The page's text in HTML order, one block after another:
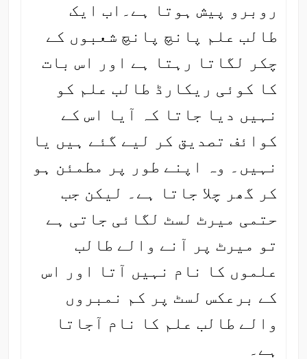
روبرو پیش ہوتا ہے۔اب ایک
طالب علم پانچ پانچ شعبوں کے
چکر لگاتا رہتا ہے اور اس بات
کا کوئی ریکارڈ طالب علم کو
نہیں دیا جاتا کہ آیا اس کے
کوائف تصدیق کر لیے گئے ہیں یا
نہیں۔ وہ اپنے طور پر مطمئن ہو
کر گھر چلا جاتا ہے۔ لیکن جب
حتمی میرٹ لسٹ لگائی جاتی ہے
تو میرٹ پر آنے والے طالب
علموں کا نام نہیں آتا اور اس
کے برعکس لسٹ پر کم نمبروں
والے طالب علم کا نام آجاتا
ہے۔